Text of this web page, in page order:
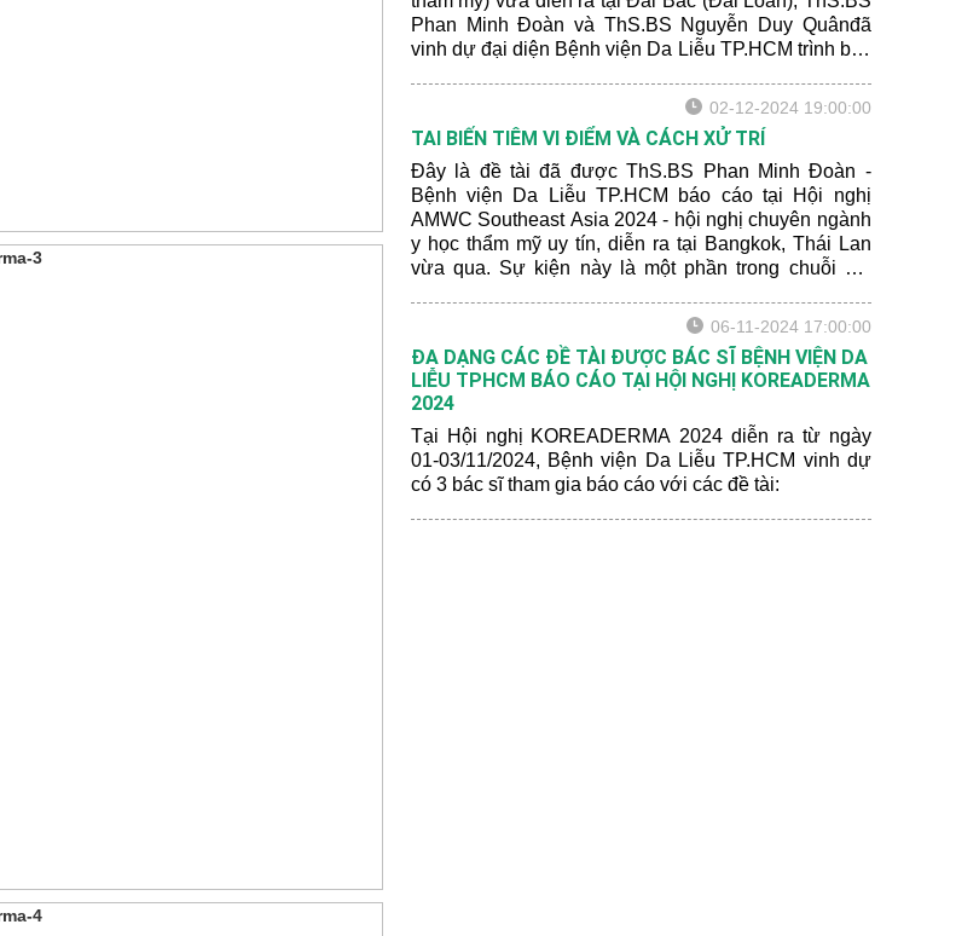
Phan Minh Đoàn và ThS.BS Nguyễn Duy Quânđã
vinh dự đại diện Bệnh viện Da Liễu TP.HCM trình bày
tâm từ cộng đồng chuyên môn khu vực châu Á – Thái
Bình Dương.
02-12-2024 19:00:00
TAI BIẾN TIÊM VI ĐIỂM VÀ CÁCH XỬ TRÍ
Đây là đề tài đã được ThS.BS Phan Minh Đoàn -
Bệnh viện Da Liễu TP.HCM báo cáo tại Hội nghị
AMWC Southeast Asia 2024 - hội nghị chuyên ngành
y học thẩm mỹ uy tín, diễn ra tại Bangkok, Thái Lan
vừa qua. Sự kiện này là một phần trong chuỗi hội
Medicine World Congress), tập trung vào các xu
hướng và công nghệ mới nhất trong lĩnh vực thẩm mỹ
và chống lão hóa.
06-11-2024 17:00:00
ĐA DẠNG CÁC ĐỀ TÀI ĐƯỢC BÁC SĨ BỆNH VIỆN DA
LIỄU TPHCM BÁO CÁO TẠI HỘI NGHỊ KOREADERMA
2024
Tại Hội nghị KOREADERMA 2024 diễn ra từ ngày
01-03/11/2024, Bệnh viện Da Liễu TP.HCM vinh dự
có 3 bác sĩ tham gia báo cáo với các đề tài: